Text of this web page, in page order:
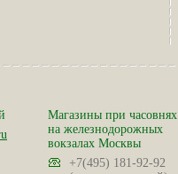
Магазины при часовнях
на железнодорожных
вокзалах Москвы
+7(495) 181-92-92